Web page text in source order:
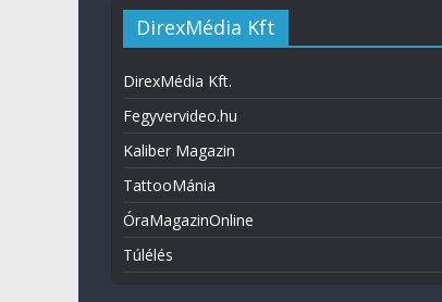
DirexMédia Kft
DirexMédia Kft.
Fegyvervideo.hu
Kaliber Magazin
TattooMánia
ÓraMagazinOnline
Túlélés